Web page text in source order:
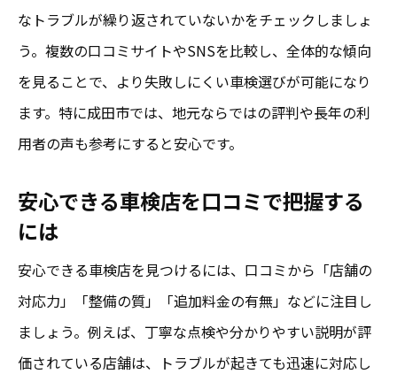
なトラブルが繰り返されていないかをチェックしましょ
う。複数の口コミサイトやSNSを比較し、全体的な傾向
を見ることで、より失敗しにくい車検選びが可能になり
ます。特に成田市では、地元ならではの評判や長年の利
用者の声も参考にすると安心です。
安心できる車検店を口コミで把握する
には
安心できる車検店を見つけるには、口コミから「店舗の
対応力」「整備の質」「追加料金の有無」などに注目し
ましょう。例えば、丁寧な点検や分かりやすい説明が評
価されている店舗は、トラブルが起きても迅速に対応し